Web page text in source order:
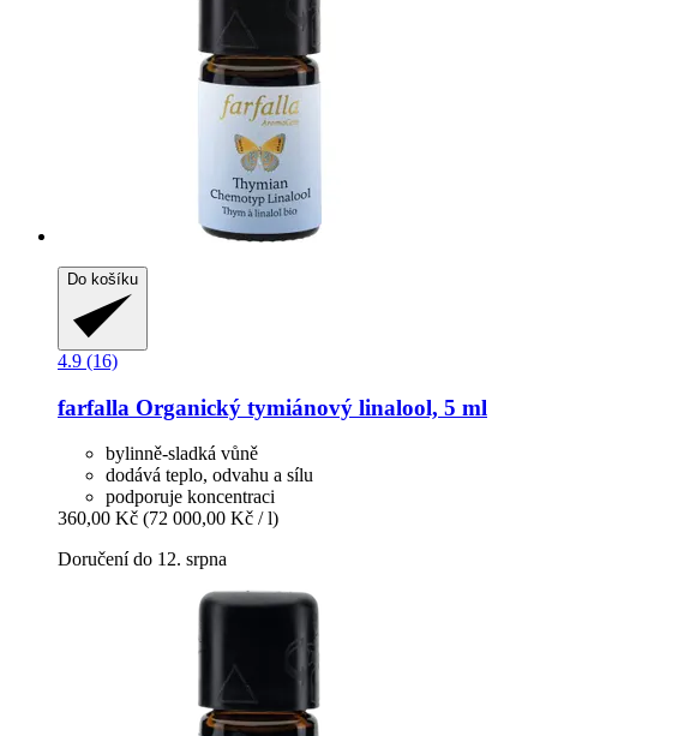
Do košíku
4.9 (16)
farfalla Organický tymiánový linalool, 5 ml
bylinně-sladká vůně
dodává teplo, odvahu a sílu
podporuje koncentraci
360,00 Kč (72 000,00 Kč / l)
Doručení do 12. srpna